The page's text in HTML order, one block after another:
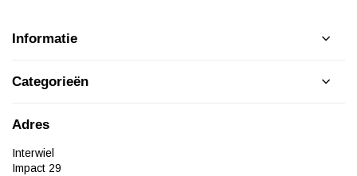
Informatie
Categorieën
Adres
Interwiel
Impact 29